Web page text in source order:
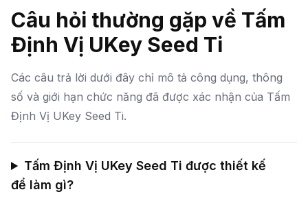
Câu hỏi thường gặp về Tấm
Định Vị UKey Seed Ti
Các câu trả lời dưới đây chỉ mô tả công dụng, thông
số và giới hạn chức năng đã được xác nhận của Tấm
Định Vị UKey Seed Ti.
Tấm Định Vị UKey Seed Ti được thiết kế
để làm gì?